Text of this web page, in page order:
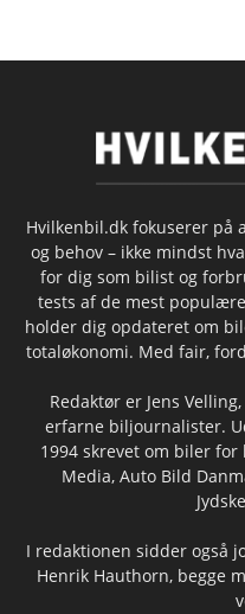
Hvilkenbil.dk fokuserer på
og behov – ikke mindst
for dig som bilist og
tests af de mest
holder dig opdateret om
totaløkonomi. Med fair,
Redaktør er Jens
erfarne biljournalister.
1994 skrevet om biler for
Media, Auto Bild
I redaktionen sidder også
Henrik Hauthorn, begge